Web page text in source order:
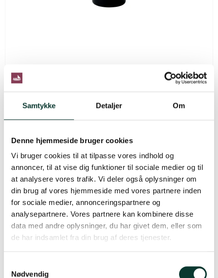
Samtykke Detaljer Om
Denne hjemmeside bruger cookies
Vi bruger cookies til at tilpasse vores indhold og
annoncer, til at vise dig funktioner til sociale medier og til
at analysere vores trafik. Vi deler også oplysninger om
din brug af vores hjemmeside med vores partnere inden
for sociale medier, annonceringspartnere og
analysepartnere. Vores partnere kan kombinere disse
data med andre oplysninger, du har givet dem, eller som
de har indsamlet fra din brug af deres tjenester.
Nødvendig
Bulas White Reserva
Afkølet giver friskhed, hvide druer giver fylde
219,00 DKK
189,00 DKK
Vis produkt